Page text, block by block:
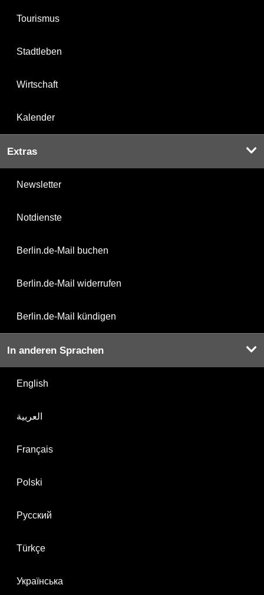
Tourismus
Stadtleben
Wirtschaft
Kalender
Extras
Newsletter
Notdienste
Berlin.de-Mail buchen
Berlin.de-Mail widerrufen
Berlin.de-Mail kündigen
In anderen Sprachen
English
العربية
Français
Polski
Русский
Türkçe
Українська